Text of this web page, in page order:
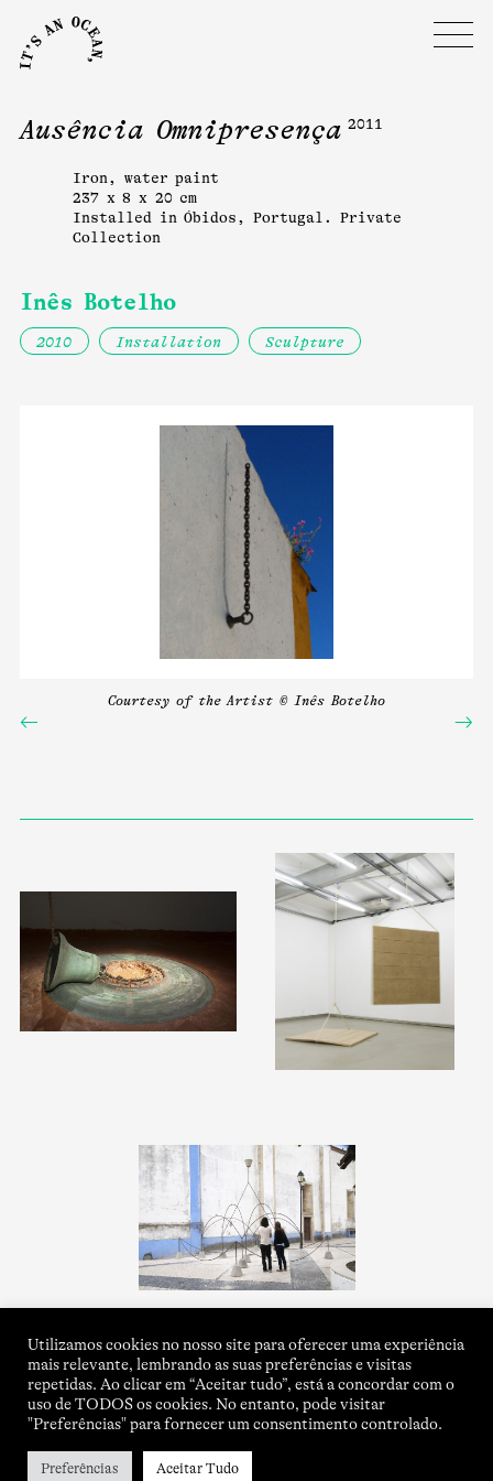
Ausência Omnipresença 2011
Iron, water paint
237 x 8 x 20 cm
Installed in Óbidos, Portugal. Private
Collection
Inês Botelho
2010 Installation Sculpture
Courtesy of the Artist © Inês Botelho
← →
Utilizamos cookies no nosso site para oferecer uma experiência
mais relevante, lembrando as suas preferências e visitas
repetidas. Ao clicar em “Aceitar tudo”, está a concordar com o
uso de TODOS os cookies. No entanto, pode visitar
"Preferências" para fornecer um consentimento controlado.
Preferências Aceitar Tudo